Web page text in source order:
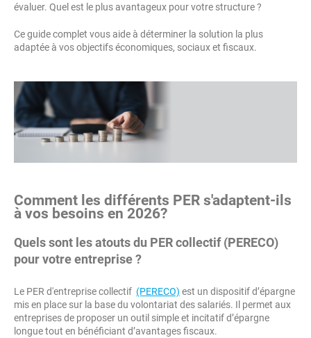
évaluer. Quel est le plus avantageux pour votre structure ?
Ce guide complet vous aide à déterminer la solution la plus
adaptée à vos objectifs économiques, sociaux et fiscaux.
Comment les différents PER s'adaptent-ils
à vos besoins en 2026?
Quels sont les atouts du PER collectif (PERECO)
pour votre entreprise ?
Le PER d'entreprise collectif (PERECO) est un dispositif d’épargne
mis en place sur la base du volontariat des salariés. Il permet aux
entreprises de proposer un outil simple et incitatif d’épargne
longue tout en bénéficiant d’avantages fiscaux.